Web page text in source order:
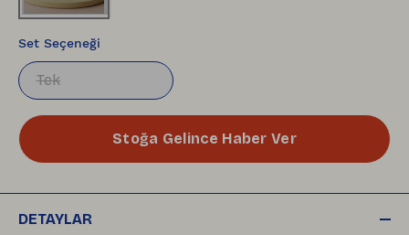
Set Seçeneği
Tek
Stoğa Gelince Haber Ver
DETAYLAR